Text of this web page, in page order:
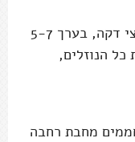
מבשלים תוך כדי ערבוב כל חצי דקה, בערך 5-7
הנוזלים,
מחבת רחבה